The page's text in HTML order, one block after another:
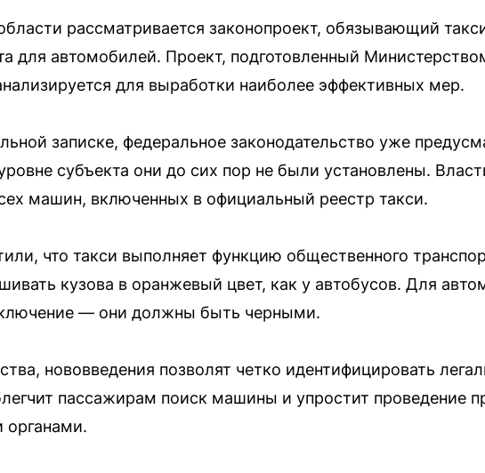
рассматривается законопроект, обязывающий
для автомобилей. Проект, подготовленный
для выработки наиболее эффективных мер.
записке, федеральное законодательство уже
субъекта они до сих пор не были установлены.
машин, включенных в официальный реестр такси.
что такси выполняет функцию общественного
кузова в оранжевый цвет, как у автобусов. Для
— они должны быть черными.
нововведения позволят четко идентифицировать
пассажирам поиск машины и упростит проведение